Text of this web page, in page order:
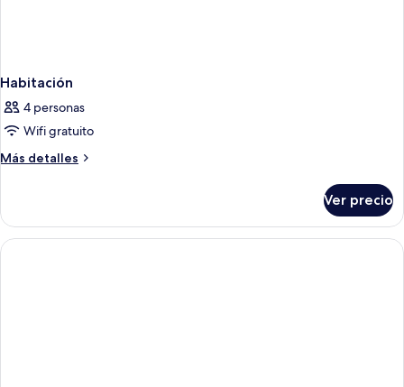
Habitación
4 personas
Wifi gratuito
Más detalles
Más
Ver precio